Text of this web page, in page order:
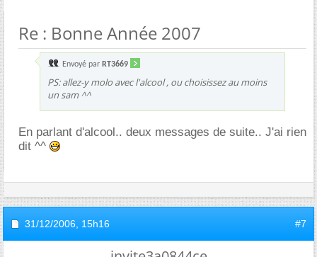
Re : Bonne Année 2007
Envoyé par RT3669
PS: allez-y molo avec l'alcool , ou choisissez au moins
un sam ^^
En parlant d'alcool.. deux messages de suite.. J'ai rien
dit ^^
31/12/2006, 15h16 #7